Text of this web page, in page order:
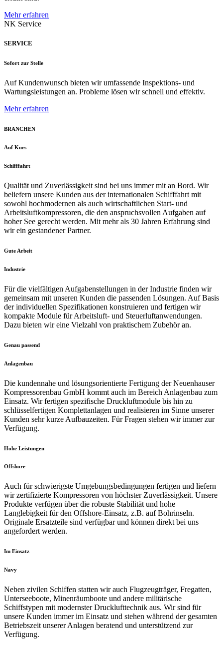
Mehr erfahren
NK Service
SERVICE
Sofort zur Stelle
Auf Kundenwunsch bieten wir umfassende Inspektions- und
Wartungsleistungen an. Probleme lösen wir schnell und effektiv.
Mehr erfahren
BRANCHEN
Auf Kurs
Schifffahrt
Qualität und Zuverlässigkeit sind bei uns immer mit an Bord. Wir
beliefern unsere Kunden aus der internationalen Schifffahrt mit
sowohl hochmodernen als auch wirtschaftlichen Start- und
Arbeitsluftkompressoren, die den anspruchsvollen Aufgaben auf
hoher See gerecht werden. Mit mehr als 30 Jahren Erfahrung sind
wir ein gestandener Partner.
Gute Arbeit
Industrie
Für die vielfältigen Aufgabenstellungen in der Industrie finden wir
gemeinsam mit unseren Kunden die passenden Lösungen. Auf Basis
der individuellen Spezifikationen konstruieren und fertigen wir
kompakte Module für Arbeitsluft- und Steuerluftanwendungen.
Dazu bieten wir eine Vielzahl von praktischem Zubehör an.
Genau passend
Anlagenbau
Die kundennahe und lösungsorientierte Fertigung der Neuenhauser
Kompressorenbau GmbH kommt auch im Bereich Anlagenbau zum
Einsatz. Wir fertigen spezifische Druckluftmodule bis hin zu
schlüsselfertigen Komplettanlagen und realisieren im Sinne unserer
Kunden sehr kurze Aufbauzeiten. Für Fragen stehen wir immer zur
Verfügung.
Hohe Leistungen
Offshore
Auch für schwierigste Umgebungsbedingungen fertigen und liefern
wir zertifizierte Kompressoren von höchster Zuverlässigkeit. Unsere
Produkte verfügen über die robuste Stabilität und hohe
Langlebigkeit für den Offshore-Einsatz, z.B. auf Bohrinseln.
Originale Ersatzteile sind verfügbar und können direkt bei uns
angefordert werden.
Im Einsatz
Navy
Neben zivilen Schiffen statten wir auch Flugzeugträger, Fregatten,
Unterseeboote, Minenräumboote und andere militärische
Schiffstypen mit modernster Drucklufttechnik aus. Wir sind für
unsere Kunden immer im Einsatz und stehen während der gesamten
Betriebszeit unserer Anlagen beratend und unterstützend zur
Verfügung.